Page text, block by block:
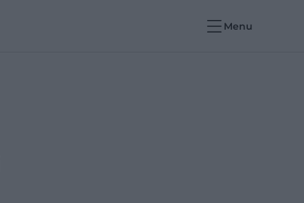
Menu